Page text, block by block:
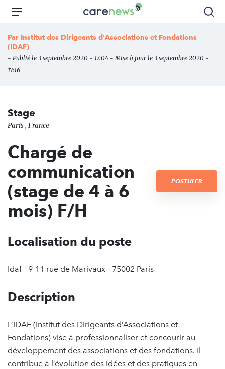
Aller
principal
Carenews,
média
acteurs
Menu
Par Institut des Dirigeants d'Associations et Fondations
(IDAF)
- Publié le 3 septembre 2020 - 17:04 - Mise à jour le 3 septembre 2020 -
17:16
Stage
Paris , France
Chargé de
communication
(stage de 4 à 6
mois) F/H
POSTULER
Localisation du poste
Idaf - 9-11 rue de Marivaux - 75002 Paris
Description
L’IDAF (Institut des Dirigeants d’Associations et
Fondations) vise à professionnaliser et concourir au
développement des associations et des fondations. Il
contribue à l’évolution des idées et des pratiques en